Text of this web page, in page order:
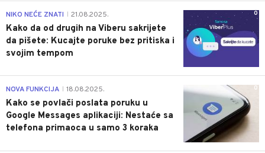
0
NIKO NEĆE ZNATI 21.08.2025.
Kako da od drugih na Viberu sakrijete
da pišete: Kucajte poruke bez pritiska i
svojim tempom
0
NOVA FUNKCIJA 18.08.2025.
Kako se povlači poslata poruku u
Google Messages aplikaciji: Nestaće sa
telefona primaoca u samo 3 koraka